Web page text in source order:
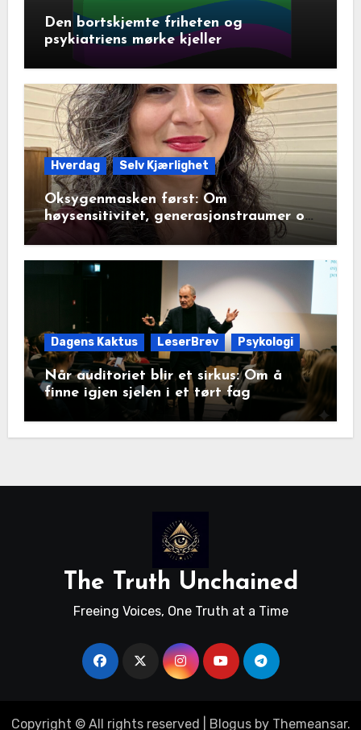
Den bortskjemte friheten og
psykiatriens mørke kjeller
Hverdag Selv Kjærlighet
Oksygenmasken først: Om
høysensitivitet, generasjonstraumer og
det disiplinerte tunnelsynet
Dagens Kaktus LeserBrev Psykologi
Når auditoriet blir et sirkus: Om å
finne igjen sjelen i et tørt fag
The Truth Unchained
Freeing Voices, One Truth at a Time
Copyright © All rights reserved Blogusby Themeansar.